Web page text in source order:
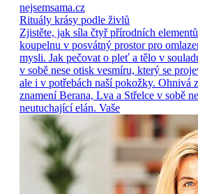
nejsemsama.cz
Rituály krásy podle živlů
Zjistěte, jak síla čtyř přírodních
koupelnu v posvátný prostor pro
mysli. Jak pečovat o pleť a tělo v
v sobě nese otisk vesmíru, který se
ale i v potřebách naší pokožky. Ohnivá
znamení Berana, Lva a Střelce v sobě
neutuchající elán. Vaše